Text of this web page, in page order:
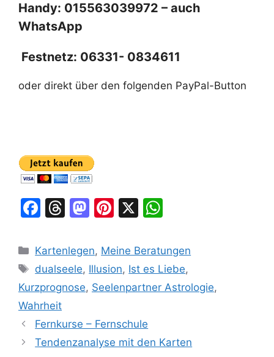
Handy: 015563039972 – auch
WhatsApp
Festnetz: 06331- 0834611
oder direkt über den folgenden PayPal-Button
F
c
e
b
o
o
k
T
e
a
d
M
st
o
d
n
Pi
er
e
st
X
at
s
A
Kategorien
Kartenlegen, Meine Beratungen
Schlagwörter
dualseele, Illusion, Ist es Liebe,
Kurzprognose, Seelenpartner Astrologie,
Wahrheit
Fernkurse – Fernschule
Tendenzanalyse mit den Karten